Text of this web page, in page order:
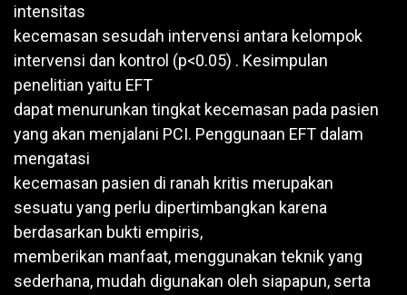
intensitas
kecemasan sesudah intervensi antara kelompok
intervensi dan kontrol (p<0.05) . Kesimpulan
penelitian yaitu EFT
dapat menurunkan tingkat kecemasan pada pasien
yang akan menjalani PCI. Penggunaan EFT dalam
mengatasi
kecemasan pasien di ranah kritis merupakan
sesuatu yang perlu dipertimbangkan karena
berdasarkan bukti empiris,
memberikan manfaat, menggunakan teknik yang
sederhana, mudah digunakan oleh siapapun, serta